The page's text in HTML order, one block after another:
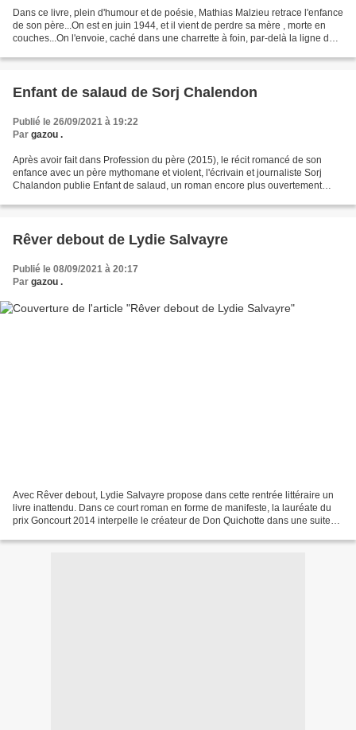
Dans ce livre, plein d'humour et de poésie, Mathias Malzieu retrace l'enfance
de son père...On est en juin 1944, et il vient de perdre sa mère , morte en
couches...On l'envoie, caché dans une charrette à foin, par-delà la ligne de
Enfant de salaud de Sorj Chalendon
Publié le 26/09/2021 à 19:22
Par gazou .
Après avoir fait dans Profession du père (2015), le récit romancé de son
enfance avec un père mythomane et violent, l'écrivain et journaliste Sorj
Chalandon publie Enfant de salaud, un roman encore plus ouvertement
Rêver debout de Lydie Salvayre
Publié le 08/09/2021 à 20:17
Par gazou .
Avec Rêver debout, Lydie Salvayre propose dans cette rentrée littéraire un
livre inattendu. Dans ce court roman en forme de manifeste, la lauréate du
prix Goncourt 2014 interpelle le créateur de Don Quichotte dans une suite